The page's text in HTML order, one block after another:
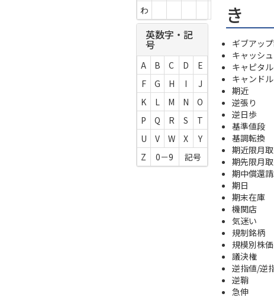
き
ギブアッ
キャッシ
キャピタ
キャンド
期近
逆張り
逆日歩
基準値段
基調転換
期近限月
期先限月
期中償還
期日
期末在庫
機関店
気迷い
規制銘柄
規模別株
議決権
逆指値/逆
逆鞘
急伸
わ
英数字・記
号
A B C D
E
F
G H I
J
K
L M N
O
P
Q R S
T
U
V W X
Y
Z
0－9 記号